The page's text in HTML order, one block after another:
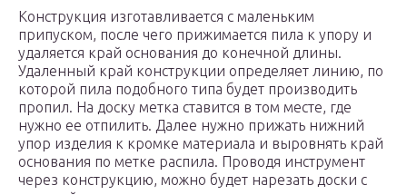
Конструкция изготавливается с маленьким
припуском, после чего прижимается пила к упору и
удаляется край основания до конечной длины.
Удаленный край конструкции определяет линию, по
которой пила подобного типа будет производить
пропил. На доску метка ставится в том месте, где
нужно ее отпилить. Далее нужно прижать нижний
упор изделия к кромке материала и выровнять край
основания по метке распила. Проводя инструмент
через конструкцию, можно будет нарезать доски с